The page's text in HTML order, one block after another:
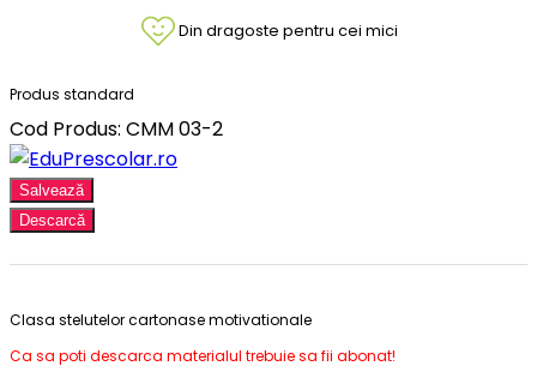
Din dragoste pentru cei mici
Produs standard
Cod Produs: CMM 03-2
Salvează
Descarcă
Clasa stelutelor cartonase motivationale
Ca sa poti descarca materialul trebuie sa fii abonat!